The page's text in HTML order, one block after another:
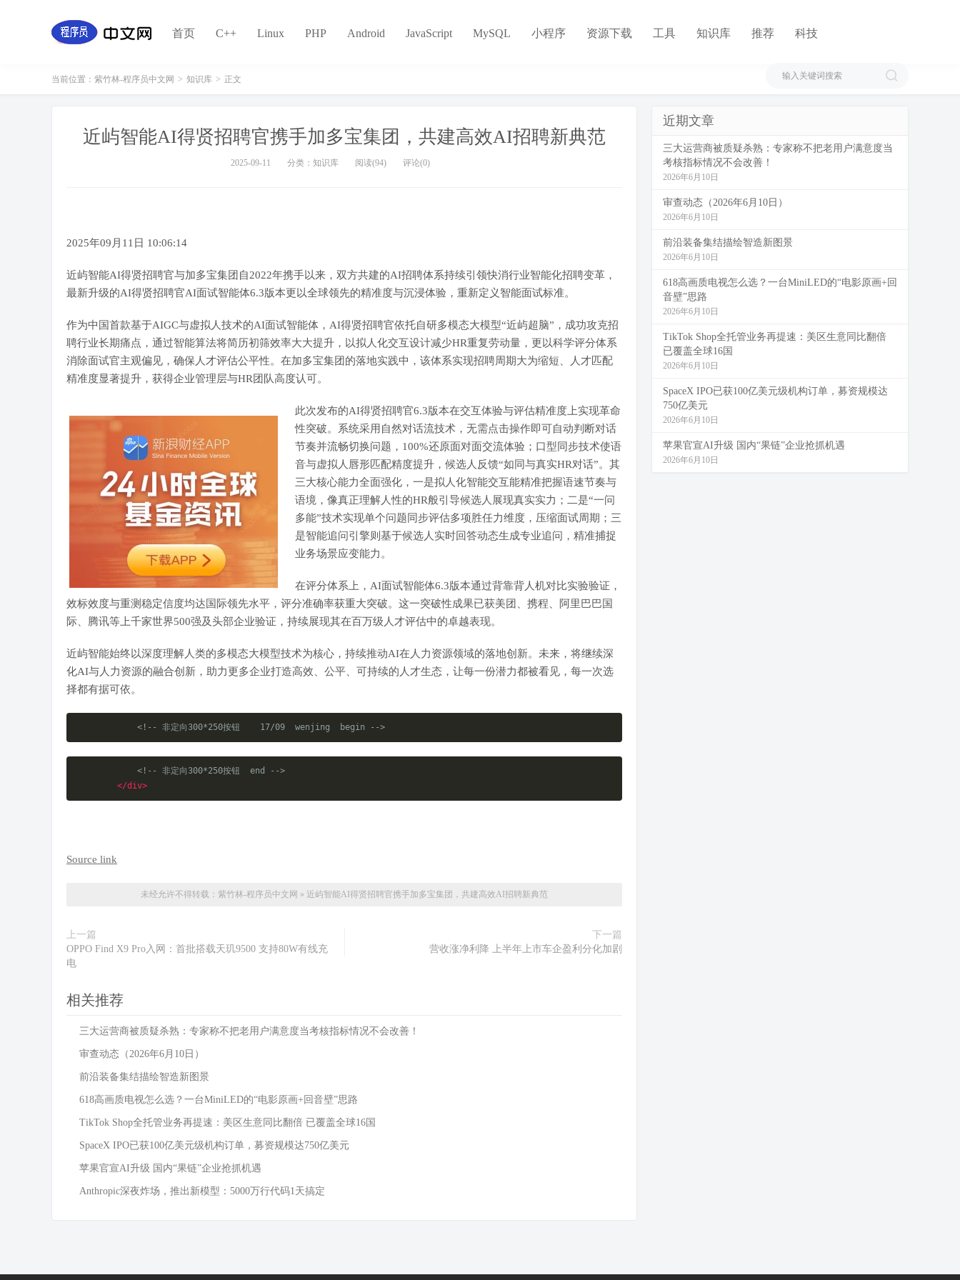
首页 C++ Linux PHP Android JavaScript MySQL 小程序 资源下载 工具 知识库 推荐 科技
当前位置： 紫竹林-程序员中文网 > 知识库 > 正文
近屿智能AI得贤招聘官携手加多宝集团，共建高效AI招聘新典范
2025-09-11 分类：知识库 阅读(94) 评论(0)
2025年09月11日 10:06:14
近屿智能AI得贤招聘官与加多宝集团自2022年携手以来，双方共建的AI招聘体系持续引领快消行业智能化招聘变革，
最新升级的AI得贤招聘官AI面试智能体6.3版本更以全球领先的精准度与沉浸体验，重新定义智能面试标准。
作为中国首款基于AIGC与虚拟人技术的AI面试智能体，AI得贤招聘官依托自研多模态大模型“近屿超脑”，成功攻克招
聘行业长期痛点，通过智能算法将简历初筛效率大大提升，以拟人化交互设计减少HR重复劳动量，更以科学评分体系
消除面试官主观偏见，确保人才评估公平性。在加多宝集团的落地实践中，该体系实现招聘周期大为缩短、人才匹配
精准度显著提升，获得企业管理层与HR团队高度认可。
此次发布的AI得贤招聘官6.3版本在交互体验与评估精准度上实现革命
性突破。系统采用自然对话流技术，无需点击操作即可自动判断对话
节奏并流畅切换问题，100%还原面对面交流体验；口型同步技术使语
音与虚拟人唇形匹配精度提升，候选人反馈“如同与真实HR对话”。其
三大核心能力全面强化，一是拟人化智能交互能精准把握语速节奏与
语境，像真正理解人性的HR般引导候选人展现真实实力；二是“一问
多能”技术实现单个问题同步评估多项胜任力维度，压缩面试周期；三
是智能追问引擎则基于候选人实时回答动态生成专业追问，精准捕捉
业务场景应变能力。
在评分体系上，AI面试智能体6.3版本通过背靠背人机对比实验验证，
效标效度与重测稳定信度均达国际领先水平，评分准确率获重大突破。这一突破性成果已获美团、携程、阿里巴巴国
际、腾讯等上千家世界500强及头部企业验证，持续展现其在百万级人才评估中的卓越表现。
近屿智能始终以深度理解人类的多模态大模型技术为核心，持续推动AI在人力资源领域的落地创新。未来，将继续深
化AI与人力资源的融合创新，助力更多企业打造高效、公平、可持续的人才生态，让每一份潜力都被看见，每一次选
择都有据可依。
<!-- 非定向300*250按钮    17/09  wenjing  begin -->
<!-- 非定向300*250按钮  end -->
</div>
Source link
未经允许不得转载： 紫竹林-程序员中文网 » 近屿智能AI得贤招聘官携手加多宝集团，共建高效AI招聘新典范
上一篇
OPPO Find X9 Pro入网：首批搭载天玑9500 支持80W有线充
电
下一篇
营收涨净利降 上半年上市车企盈利分化加剧
相关推荐
三大运营商被质疑杀熟：专家称不把老用户满意度当考核指标情况不会改善！
审查动态（2026年6月10日）
前沿装备集结描绘智造新图景
618高画质电视怎么选？一台MiniLED的“电影原画+回音壁”思路
TikTok Shop全托管业务再提速：美区生意同比翻倍 已覆盖全球16国
SpaceX IPO已获100亿美元级机构订单，募资规模达750亿美元
苹果官宣AI升级 国内“果链”企业抢抓机遇
Anthropic深夜炸场，推出新模型：5000万行代码1天搞定
近期文章
三大运营商被质疑杀熟：专家称不把老用户满意度当
考核指标情况不会改善！
2026年6月10日
审查动态（2026年6月10日）
2026年6月10日
前沿装备集结描绘智造新图景
2026年6月10日
618高画质电视怎么选？一台MiniLED的“电影原画+回
音壁”思路
2026年6月10日
TikTok Shop全托管业务再提速：美区生意同比翻倍
已覆盖全球16国
2026年6月10日
SpaceX IPO已获100亿美元级机构订单，募资规模达
750亿美元
2026年6月10日
苹果官宣AI升级 国内“果链”企业抢抓机遇
2026年6月10日